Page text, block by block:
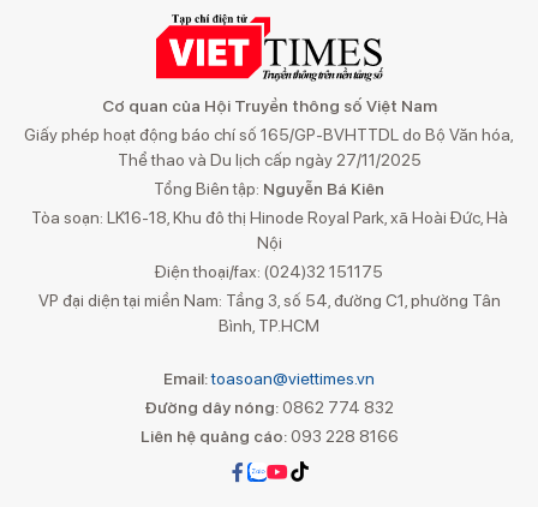
Cơ quan của Hội Truyền thông số Việt Nam
Giấy phép hoạt động báo chí số 165/GP-BVHTTDL do Bộ Văn hóa,
Thể thao và Du lịch cấp ngày 27/11/2025
Tổng Biên tập: Nguyễn Bá Kiên
Tòa soạn: LK16-18, Khu đô thị Hinode Royal Park, xã Hoài Đức, Hà
Nội
Điện thoại/fax: (024)32 151175
VP đại diện tại miền Nam: Tầng 3, số 54, đường C1, phường Tân
Bình, TP.HCM
Email:toasoan@viettimes.vn
Đường dây nóng: 0862 774 832
Liên hệ quảng cáo:093 228 8166